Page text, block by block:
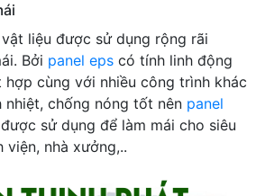
liệu được sử dụng rộng rãi
Bởi panel eps có tính linh động
cùng với nhiều công trình khác
nhiệt, chống nóng tốt nên panel
sử dụng để làm mái cho siêu
nhà xưởng,..